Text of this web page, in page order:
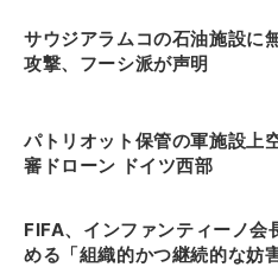
サウジアラムコの石油施設に
攻撃、フーシ派が声明
パトリオット保管の軍施設上
審ドローン ドイツ西部
FIFA、インファンティーノ会
める「組織的かつ継続的な妨